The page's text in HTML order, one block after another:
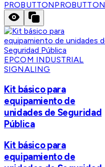
PROBUTTONPROBUTTON
EPCOM INDUSTRIAL
SIGNALING
Kit básico para
equipamiento de
unidades de Seguridad
Pública
Kit básico para
equipamiento de